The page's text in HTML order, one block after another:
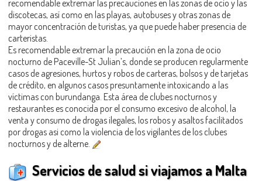
recomendable extremar las precauciones en las zonas de ocio y las
discotecas, así como en las playas, autobuses y otras zonas de
mayor concentración de turistas, ya que puede haber presencia de
carteristas.
Es recomendable extremar la precaución en la zona de ocio
nocturno de Paceville-St Julian’s, donde se producen regularmente
casos de agresiones, hurtos y robos de carteras, bolsos y de tarjetas
de crédito, en algunos casos presuntamente intoxicando a las
víctimas con burundanga. Esta área de clubes nocturnos y
restaurantes es conocida por el consumo excesivo de alcohol, la
venta y consumo de drogas ilegales, los robos y asaltos facilitados
por drogas asi como la violencia de los vigilantes de los clubes
nocturnos y de alterne.
Servicios de salud si viajamos a Malta